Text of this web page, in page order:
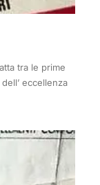
tra le prime
eccellenza